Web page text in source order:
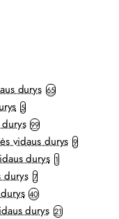
durys 65
5
99
vidaus durys 9
durys 1
durys 7
40
durys 21